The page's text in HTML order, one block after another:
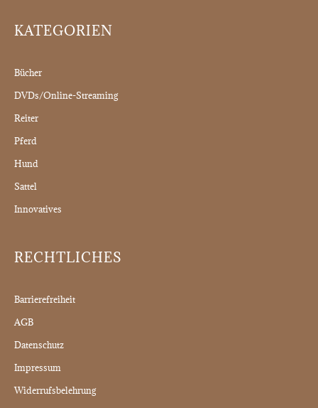
KATEGORIEN
Bücher
DVDs/Online-Streaming
Reiter
Pferd
Hund
Sattel
Innovatives
RECHTLICHES
Barrierefreiheit
AGB
Datenschutz
Impressum
Widerrufsbelehrung